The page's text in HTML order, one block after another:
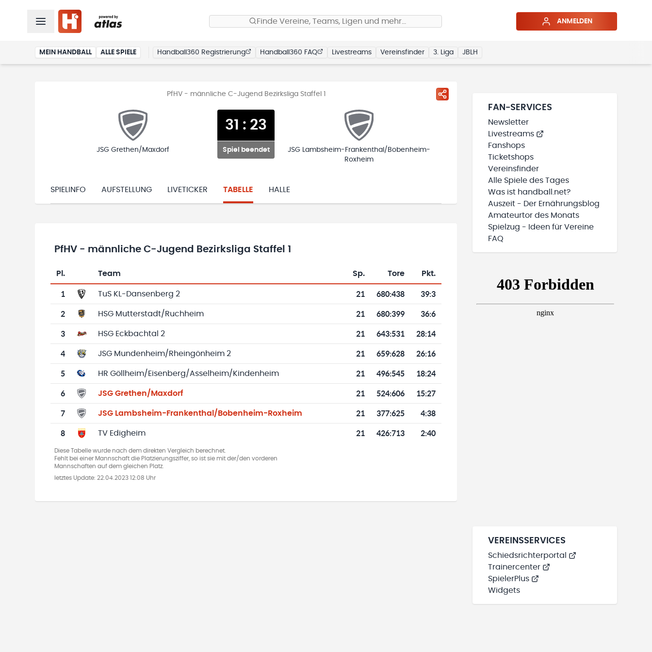
Finde Vereine, Teams, Ligen und mehr… ANMELDEN
MEIN HANDBALL ALLE SPIELE Handball360 Registrierung Handball360 FAQ Livestreams Vereinsfinder 3. Liga JBLH
PfHV - männliche C-Jugend Bezirksliga Staffel 1
JSG Grethen/Maxdorf
31 : 23
Spiel beendet
JSG Lambsheim-Frankenthal/Bobenheim-
Roxheim
SPIELINFO AUFSTELLUNG LIVETICKER TABELLE HALLE
PfHV - männliche C-Jugend Bezirksliga Staffel 1
Tabelle mit Vereinsplatzierungen, Spielen, Toren und Punkten
Pl. Team Sp. Tore Pkt.
1 TuS KL-Dansenberg 2 21 680:438 39:3
2 HSG Mutterstadt/Ruchheim 21 680:399 36:6
3 HSG Eckbachtal 2 21 643:531 28:14
4 JSG Mundenheim/Rheingönheim 2 21 659:628 26:16
5 HR Göllheim/Eisenberg/Asselheim/Kindenheim 21 496:545 18:24
6 JSG Grethen/Maxdorf 21 524:606 15:27
7 JSG Lambsheim-Frankenthal/Bobenheim-Roxheim 21 377:625 4:38
8 TV Edigheim 21 426:713 2:40
Diese Tabelle wurde nach dem direkten Vergleich berechnet.
Fehlt bei einer Mannschaft die Platzierungsziffer, so ist sie mit der/den vorderen
Mannschaften auf dem gleichen Platz.
letztes Update: 22.04.2023 12:08 Uhr
FAN-SERVICES
Newsletter
Livestreams
Fanshops
Ticketshops
Vereinsfinder
Alle Spiele des Tages
Was ist handball.net?
Auszeit - Der Ernährungsblog
Amateurtor des Monats
Spielzug - Ideen für Vereine
FAQ
VEREINSSERVICES
Schiedsrichterportal
Trainercenter
SpielerPlus
Widgets